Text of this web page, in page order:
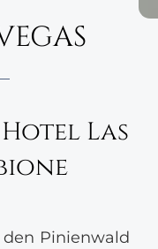
Las
Pinienwald